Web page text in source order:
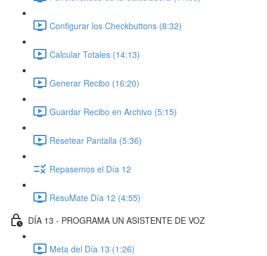
Configurar los Checkbuttons (8:32)
Calcular Totales (14:13)
Generar Recibo (16:20)
Guardar Recibo en Archivo (5:15)
Resetear Pantalla (5:36)
Repasemos el Día 12
ResuMate Día 12 (4:55)
DÍA 13 - PROGRAMA UN ASISTENTE DE VOZ
Meta del Día 13 (1:26)